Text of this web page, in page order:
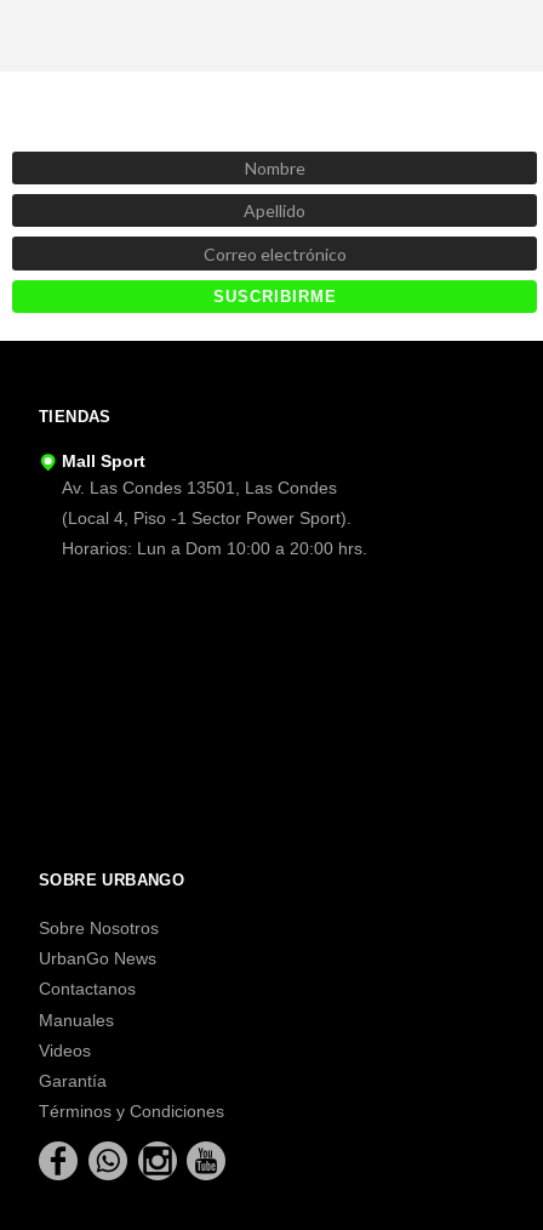
TIENDAS
Mall Sport
Av. Las Condes 13501, Las Condes
(Local 4, Piso -1 Sector Power Sport).
Horarios: Lun a Dom 10:00 a 20:00 hrs.
SOBRE URBANGO
Sobre Nosotros
UrbanGo News
Contactanos
Manuales
Videos
Garantía
Términos y Condiciones